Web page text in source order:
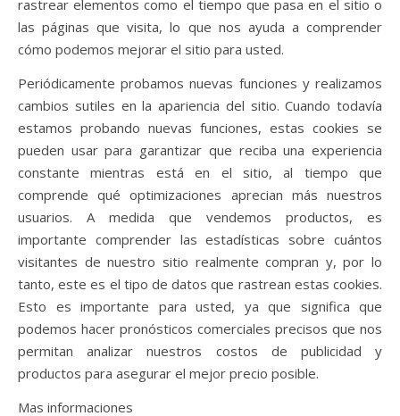
rastrear elementos como el tiempo que pasa en el sitio o
las páginas que visita, lo que nos ayuda a comprender
cómo podemos mejorar el sitio para usted.
Periódicamente probamos nuevas funciones y realizamos
cambios sutiles en la apariencia del sitio. Cuando todavía
estamos probando nuevas funciones, estas cookies se
pueden usar para garantizar que reciba una experiencia
constante mientras está en el sitio, al tiempo que
comprende qué optimizaciones aprecian más nuestros
usuarios. A medida que vendemos productos, es
importante comprender las estadísticas sobre cuántos
visitantes de nuestro sitio realmente compran y, por lo
tanto, este es el tipo de datos que rastrean estas cookies.
Esto es importante para usted, ya que significa que
podemos hacer pronósticos comerciales precisos que nos
permitan analizar nuestros costos de publicidad y
productos para asegurar el mejor precio posible.
Mas informaciones